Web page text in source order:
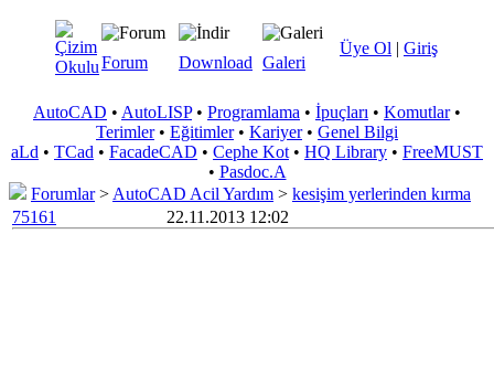
Üye Ol | Giriş
Forum Download Galeri
AutoCAD • AutoLISP• Programlama • İpuçları • Komutlar•
Terimler• Eğitimler• Kariyer• Genel Bilgi
aLd • TCad • FacadeCAD • Cephe Kot • HQ Library • FreeMUST
• Pasdoc.A
Forumlar> AutoCAD Acil Yardım > kesişim yerlerinden kırma
75161
22.11.2013 12:02